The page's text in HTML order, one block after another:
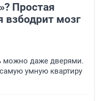
Простая
взбодрит мозг
можно даже дверями.
умную квартиру